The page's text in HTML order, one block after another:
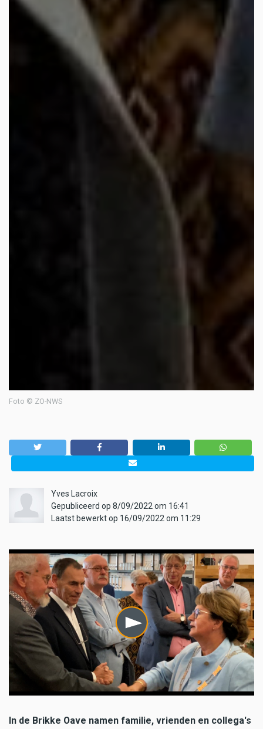
Foto © ZO-NWS
Yves Lacroix
Gepubliceerd op 8/09/2022 om 16:41
Laatst bewerkt op 16/09/2022 om 11:29
In de Brikke Oave namen familie, vrienden en collega's